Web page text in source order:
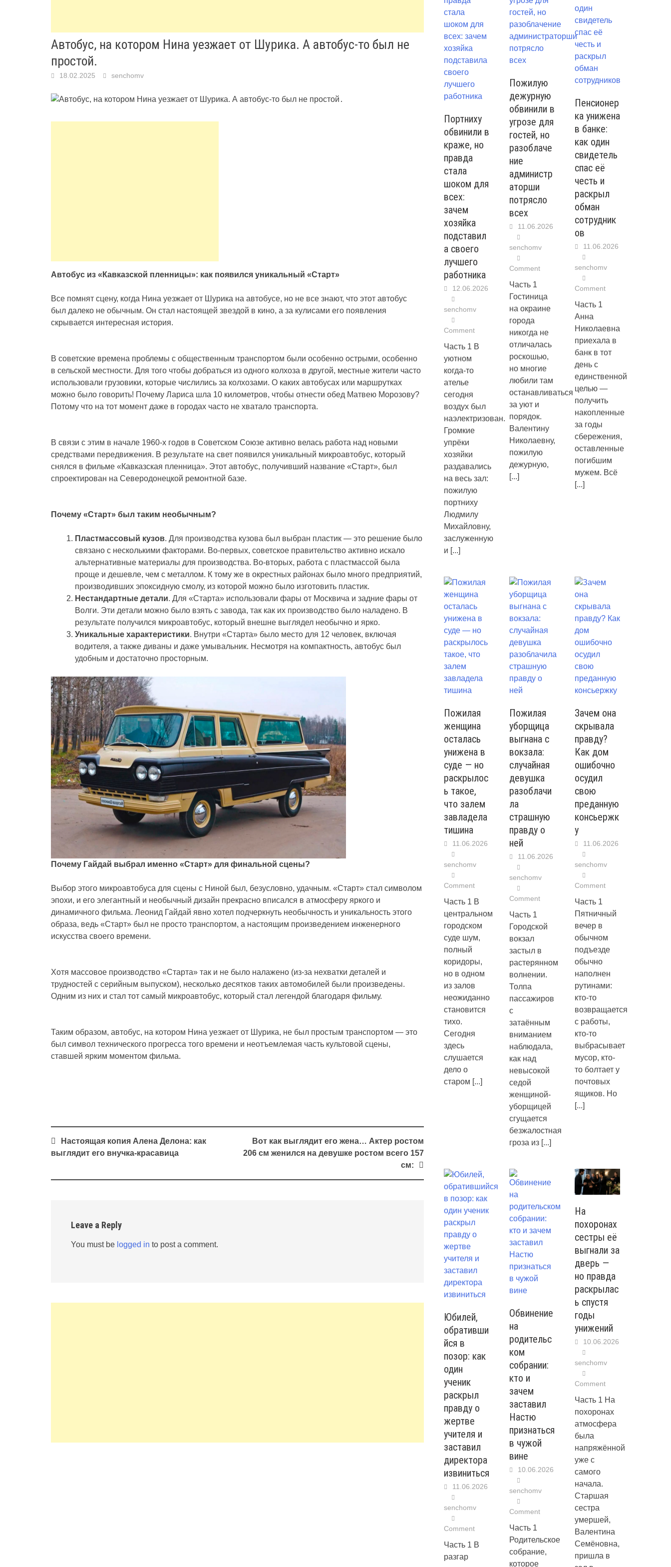
Автобус, на котором Нина уезжает от Шурика. А автобус-то был не
простой․
18.02.2025 senchomv
Автобус из «Кавказской пленницы»: как появился уникальный «Старт»
Все помнят сцену, когда Нина уезжает от Шурика на автобусе, но не все знают, что этот автобус
был далеко не обычным. Он стал настоящей звездой в кино, а за кулисами его появления
скрывается интересная история.
В советские времена проблемы с общественным транспортом были особенно острыми, особенно
в сельской местности. Для того чтобы добраться из одного колхоза в другой, местные жители часто
использовали грузовики, которые числились за колхозами. О каких автобусах или маршрутках
можно было говорить! Почему Лариса шла 10 километров, чтобы отнести обед Матвею Морозову?
Потому что на тот момент даже в городах часто не хватало транспорта.
В связи с этим в начале 1960-х годов в Советском Союзе активно велась работа над новыми
средствами передвижения. В результате на свет появился уникальный микроавтобус, который
снялся в фильме «Кавказская пленница». Этот автобус, получивший название «Старт», был
спроектирован на Северодонецкой ремонтной базе.
Почему «Старт» был таким необычным?
Пластмассовый кузов. Для производства кузова был выбран пластик — это решение было
связано с несколькими факторами. Во-первых, советское правительство активно искало
альтернативные материалы для производства. Во-вторых, работа с пластмассой была
проще и дешевле, чем с металлом. К тому же в окрестных районах было много предприятий,
производивших эпоксидную смолу, из которой можно было изготовить пластик.
Нестандартные детали. Для «Старта» использовали фары от Москвича и задние фары от
Волги. Эти детали можно было взять с завода, так как их производство было наладено. В
результате получился микроавтобус, который внешне выглядел необычно и ярко.
Уникальные характеристики. Внутри «Старта» было место для 12 человек, включая
водителя, а также диваны и даже умывальник. Несмотря на компактность, автобус был
удобным и достаточно просторным.
Почему Гайдай выбрал именно «Старт» для финальной сцены?
Выбор этого микроавтобуса для сцены с Ниной был, безусловно, удачным. «Старт» стал символом
эпохи, и его элегантный и необычный дизайн прекрасно вписался в атмосферу яркого и
динамичного фильма. Леонид Гайдай явно хотел подчеркнуть необычность и уникальность этого
образа, ведь «Старт» был не просто транспортом, а настоящим произведением инженерного
искусства своего времени.
Хотя массовое производство «Старта» так и не было налажено (из-за нехватки деталей и
трудностей с серийным выпуском), несколько десятков таких автомобилей были произведены.
Одним из них и стал тот самый микроавтобус, который стал легендой благодаря фильму.
Таким образом, автобус, на котором Нина уезжает от Шурика, не был простым транспортом — это
был символ технического прогресса того времени и неотъемлемая часть культовой сцены,
ставшей ярким моментом фильма.
Post
navigation
Настоящая копия Алена Делона: как
выглядит его внучка-красавица
Bот как выглядит его жена… Актер ростом
206 см женился на девушке ростом всего 157
см:
Leave a Reply
You must be logged in to post a comment.
Портниху
обвинили в
краже, но
правда
стала
шоком для
всех:
зачем
хозяйка
подставил
а своего
лучшего
работника
12.06.2026
senchomv
Comment
Часть 1 В
уютном
когда-то
ателье
сегодня
воздух был
наэлектризован.
Громкие
упрёки
хозяйки
раздавались
на весь зал:
пожилую
портниху
Людмилу
Михайловну,
заслуженную
и [...]
Пожилую
дежурную
обвинили в
угрозе для
гостей, но
разоблаче
ние
администр
аторши
потрясло
всех
11.06.2026
senchomv
Comment
Часть 1
Гостиница
на окраине
города
никогда не
отличалась
роскошью,
но многие
любили там
останавливаться
за уют и
порядок.
Валентину
Николаевну,
пожилую
дежурную,
[...]
Пенсионер
ка унижена
в банке:
как один
свидетель
спас её
честь и
раскрыл
обман
сотрудник
ов
11.06.2026
senchomv
Comment
Часть 1
Анна
Николаевна
приехала в
банк в тот
день с
единственной
целью —
получить
накопленные
за годы
сбережения,
оставленные
погибшим
мужем. Всё
[...]
Пожилая
женщина
осталась
унижена в
суде — но
раскрылос
ь такое,
что залем
завладела
тишина
11.06.2026
senchomv
Comment
Часть 1 В
центральном
городском
суде шум,
полный
коридоры,
но в одном
из залов
неожиданно
становится
тихо.
Сегодня
здесь
слушается
дело о
старом [...]
Пожилая
уборщица
выгнана с
вокзала:
случайная
девушка
разоблачи
ла
страшную
правду о
ней
11.06.2026
senchomv
Comment
Часть 1
Городской
вокзал
застыл в
растерянном
волнении.
Толпа
пассажиров
с
затаённым
вниманием
наблюдала,
как над
невысокой
седой
женщиной-
уборщицей
сгущается
безжалостная
гроза из [...]
Зачем она
скрывала
правду?
Как дом
ошибочно
осудил
свою
преданную
консьержк
у
11.06.2026
senchomv
Comment
Часть 1
Пятничный
вечер в
обычном
подъезде
обычно
наполнен
рутинами:
кто-то
возвращается
с работы,
кто-то
выбрасывает
мусор, кто-
то болтает у
почтовых
ящиков. Но
[...]
Юбилей,
обративши
йся в
позор: как
один
ученик
раскрыл
правду о
жертве
учителя и
заставил
директора
извиниться
11.06.2026
senchomv
Comment
Часть 1 В
разгар
Обвинение
на
родительс
ком
собрании:
кто и
зачем
заставил
Настю
признаться
в чужой
вине
10.06.2026
senchomv
Comment
Часть 1
Родительское
собрание,
которое
На
похоронах
сестры её
выгнали за
дверь —
но правда
раскрылас
ь спустя
годы
унижений
10.06.2026
senchomv
Comment
Часть 1 На
похоронах
атмосфера
была
напряжённой
уже с
самого
начала.
Старшая
сестра
умершей,
Валентина
Семёновна,
пришла в